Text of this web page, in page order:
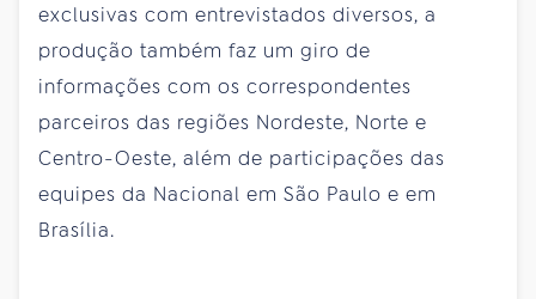
exclusivas com entrevistados diversos, a
produção também faz um giro de
informações com os correspondentes
parceiros das regiões Nordeste, Norte e
Centro-Oeste, além de participações das
equipes da Nacional em São Paulo e em
Brasília.